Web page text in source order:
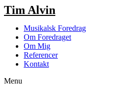
Tim Alvin
Musikalsk Foredrag
Om Foredraget
Om Mig
Referencer
Kontakt
Menu